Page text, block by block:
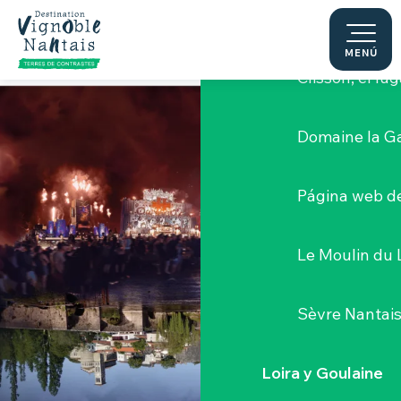
Aller
contenu
principal
MENÚ
Castillo de
Clisson, el
Domaine la
Página web
Le Moulin du
Sèvre
Loira y Goulaine